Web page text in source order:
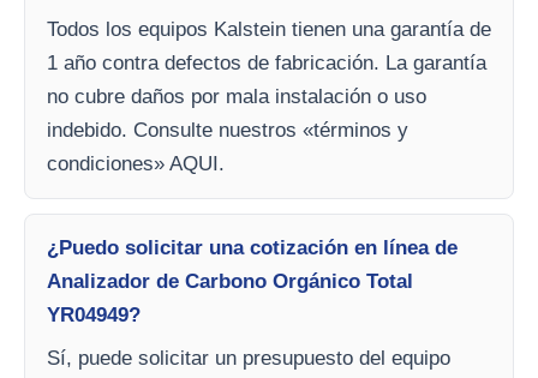
Todos los equipos Kalstein tienen una garantía de
1 año contra defectos de fabricación. La garantía
no cubre daños por mala instalación o uso
indebido. Consulte nuestros «términos y
condiciones» AQUI.
¿Puedo solicitar una cotización en línea de
Analizador de Carbono Orgánico Total
YR04949?
Sí, puede solicitar un presupuesto del equipo